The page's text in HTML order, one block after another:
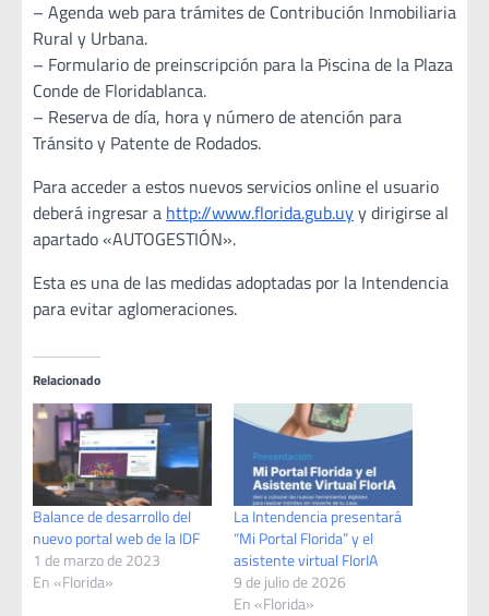
– Agenda web para trámites de Contribución Inmobiliaria
Rural y Urbana.
– Formulario de preinscripción para la Piscina de la Plaza
Conde de Floridablanca.
– Reserva de día, hora y número de atención para
Tránsito y Patente de Rodados.
Para acceder a estos nuevos servicios online el usuario
deberá ingresar a http://www.florida.gub.uyy dirigirse al
apartado «AUTOGESTIÓN».
Esta es una de las medidas adoptadas por la Intendencia
para evitar aglomeraciones.
Relacionado
Balance de desarrollo del
nuevo portal web de la IDF
1 de marzo de 2023
En «Florida»
La Intendencia presentará
“Mi Portal Florida” y el
asistente virtual FlorIA
9 de julio de 2026
En «Florida»